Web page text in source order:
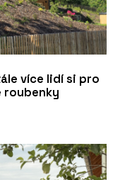
více lidí si pro
roubenky